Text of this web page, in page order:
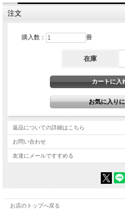
注文
購入数： 冊
在庫
返品についての詳細はこちら
お問い合わせ
友達にメールですすめる
お店のトップへ戻る